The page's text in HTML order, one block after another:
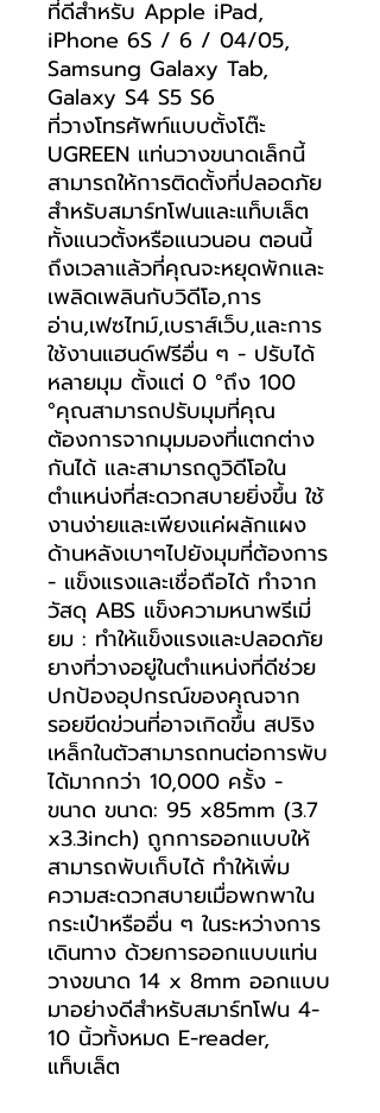
ที่ดีสำหรับ Apple iPad,
iPhone 6S / 6 / 04/05,
Samsung Galaxy Tab,
Galaxy S4 S5 S6
ที่วางโทรศัพท์แบบตั้งโต๊ะ
UGREEN แท่นวางขนาดเล็กนี้
สามารถให้การติดตั้งที่ปลอดภัย
สำหรับสมาร์ทโฟนและแท็บเล็ต
ทั้งแนวตั้งหรือแนวนอน ตอนนี้
ถึงเวลาแล้วที่คุณจะหยุดพักและ
เพลิดเพลินกับวิดีโอ,การ
อ่าน,เฟซไทม์,เบราส์เว็บ,และการ
ใช้งานแฮนด์ฟรีอื่น ๆ - ปรับได้
หลายมุม ตั้งแต่ 0 °ถึง 100
°คุณสามารถปรับมุมที่คุณ
ต้องการจากมุมมองที่แตกต่าง
กันได้ และสามารถดูวิดีโอใน
ตำแหน่งที่สะดวกสบายยิ่งขึ้น ใช้
งานง่ายและเพียงแค่ผลักแผง
ด้านหลังเบาๆไปยังมุมที่ต้องการ
- แข็งแรงและเชื่อถือได้ ทำจาก
วัสดุ ABS แข็งความหนาพรีเมี่
ยม : ทำให้แข็งแรงและปลอดภัย
ยางที่วางอยู่ในตำแหน่งที่ดีช่วย
ปกป้องอุปกรณ์ของคุณจาก
รอยขีดข่วนที่อาจเกิดขึ้น สปริง
เหล็กในตัวสามารถทนต่อการพับ
ได้มากกว่า 10,000 ครั้ง -
ขนาด ขนาด: 95 x85mm (3.7
x3.3inch) ถูกการออกแบบให้
สามารถพับเก็บได้ ทำให้เพิ่ม
ความสะดวกสบายเมื่อพกพาใน
กระเป๋าหรืออื่น ๆ ในระหว่างการ
เดินทาง ด้วยการออกแบบแท่น
วางขนาด 14 x 8mm ออกแบบ
มาอย่างดีสำหรับสมาร์ทโฟน 4-
10 นิ้วทั้งหมด E-reader,
แท็บเล็ต